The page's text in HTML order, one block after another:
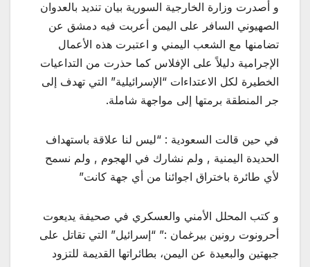
و أصدرت وزارة الخارجية السورية بيان تنديد بالعدوان
الصهيوني السافر على اليمن أعربت فيه دمشق عن
تضامنها مع الشعب اليمني و اعتبرت هذه الأعمال
الإجرامية دليلاً على الإفلاس كما حذرت من التداعيات
الخطيرة لكل الاعتداءات “الإسرائيلية” التي تهدف إلى
جر المنطقة برمتها إلى مواجهة شاملة.
في حين قالت السعودية : “ليس لنا علاقة باستهداف
الحديدة اليمنية , ولم نشارك في الهجوم , ولم نسمح
لأي طائرة باختراق اجوائنا من أي جهة كانت”
و كتب المحلل الأمني والعسكري في صحيفة يديعوت
أحرونوت رونين بيرغمان :” “إسرائيل” التي تقاتل على
جبهتين والبعيدة عن اليمن، بطائراتها القديمة للتزود